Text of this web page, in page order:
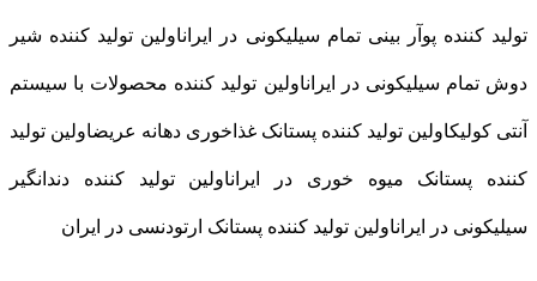
تولید کننده پوآر بینی تمام سیلیکونی در ایراناولین تولید کننده شیر
دوش تمام سیلیکونی در ایراناولین تولید کننده محصولات با سیستم
آنتی کولیکاولین تولید کننده پستانک غذاخوری دهانه عریضاولین تولید
کننده پستانک میوه خوری در ایراناولین تولید کننده دندانگیر
سیلیکونی در ایراناولین تولید کننده پستانک ارتودنسی در ایران